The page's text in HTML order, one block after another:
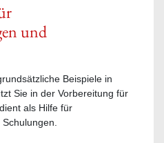
und
Beispiele in
Sie in der Vorbereitung für
als Hilfe für